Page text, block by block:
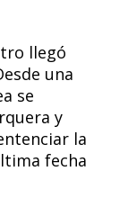
llegó
una
se
y
la
fecha